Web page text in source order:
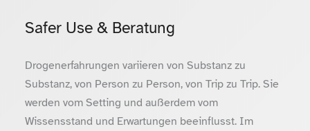
Safer Use & Beratung
Drogenerfahrungen variieren von Substanz zu
Substanz, von Person zu Person, von Trip zu Trip. Sie
werden vom Setting und außerdem vom
Wissensstand und Erwartungen beeinflusst. Im